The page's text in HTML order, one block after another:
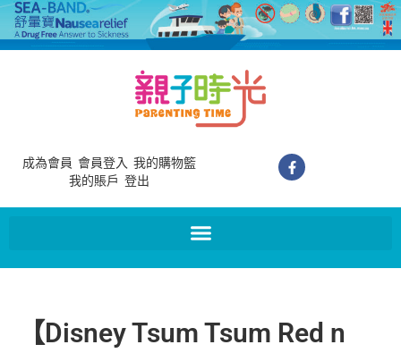
成為會員 會員登入 我的購物籃
我的賬戶 登出
【Disney Tsum Tsum Red n